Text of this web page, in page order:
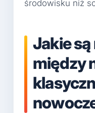
środowisku niż
Jakie
między